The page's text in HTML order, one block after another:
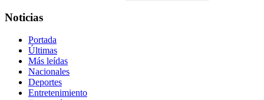
Noticias
Portada
Últimas
Más leídas
Nacionales
Deportes
Entretenimiento